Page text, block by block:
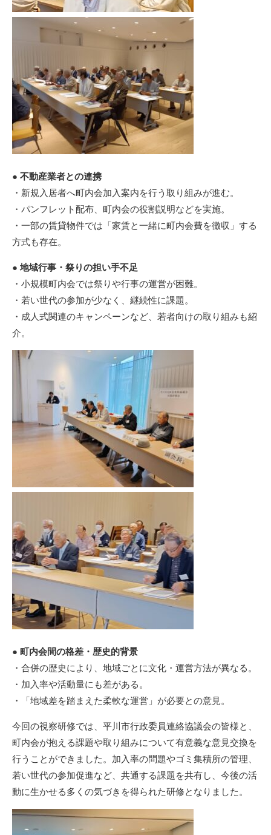
● 不動産業者との連携
・新規入居者へ町内会加入案内を行う取り組みが進む。
・パンフレット配布、町内会の役割説明などを実施。
・一部の賃貸物件では「家賃と一緒に町内会費を徴収」する
方式も存在。
● 地域行事・祭りの担い手不足
・小規模町内会では祭りや行事の運営が困難。
・若い世代の参加が少なく、継続性に課題。
・成人式関連のキャンペーンなど、若者向けの取り組みも紹
介。
● 町内会間の格差・歴史的背景
・合併の歴史により、地域ごとに文化・運営方法が異なる。
・加入率や活動量にも差がある。
・「地域差を踏まえた柔軟な運営」が必要との意見。
今回の視察研修では、平川市行政委員連絡協議会の皆様と、
町内会が抱える課題や取り組みについて有意義な意見交換を
行うことができました。加入率の問題やゴミ集積所の管理、
若い世代の参加促進など、共通する課題を共有し、今後の活
動に生かせる多くの気づきを得られた研修となりました。